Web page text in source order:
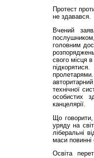
Протест
не здавався.
Вчений
головним
свого місця
пролетарями.
технічної
особистих
канцелярії.
Що
уряду на
ліберальні
маси повинні
Освіта